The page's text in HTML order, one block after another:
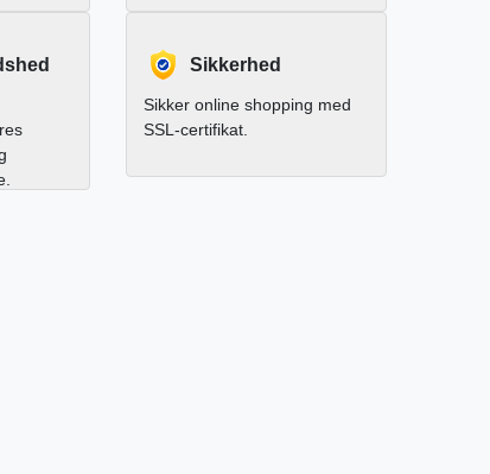
Sikkerhed
Sikker online shopping med
SSL-certifikat.